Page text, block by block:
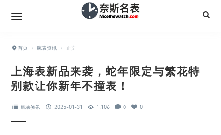
首页 › 腕表资讯 › 正文
上海表新品来袭，蛇年限定与繁花特
别款让你新年不撞表！
腕表资讯 2025-01-31 1,106 0 0